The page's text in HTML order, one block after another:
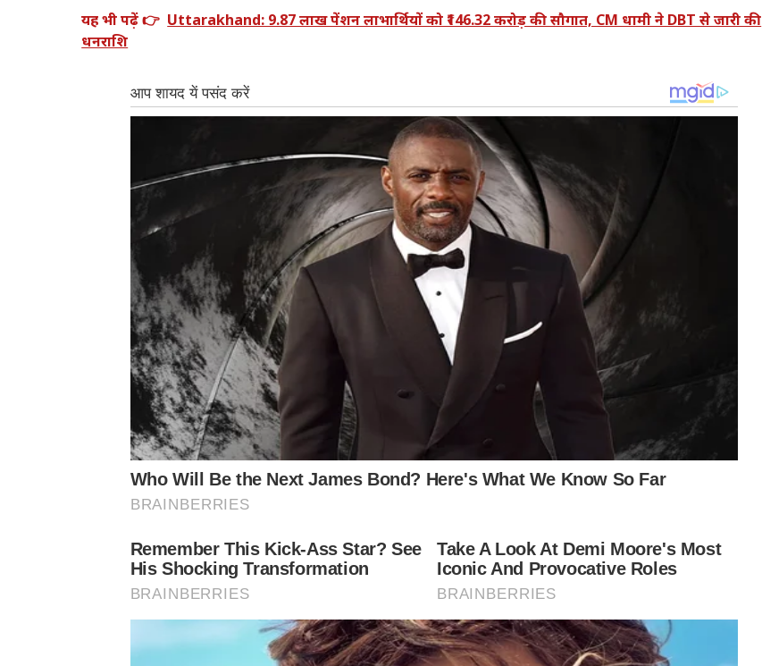
यह भी पढ़ें 👉 Uttarakhand: 9.87 लाख पेंशन लाभार्थियों को ₹146.32 करोड़ की सौगात, CM धामी ने DBT से जारी की
धनराशि